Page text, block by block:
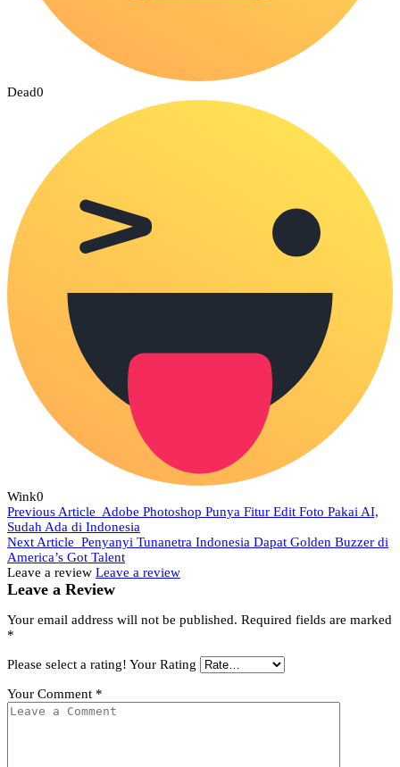
Dead0
Wink0
Previous Article Adobe Photoshop Punya Fitur Edit Foto Pakai AI,
Sudah Ada di Indonesia
Next Article Penyanyi Tunanetra Indonesia Dapat Golden Buzzer di
America’s Got Talent
Leave a review Leave a review
Leave a Review
Your email address will not be published. Required fields are marked
*
Please select a rating! Your Rating
Your Comment *